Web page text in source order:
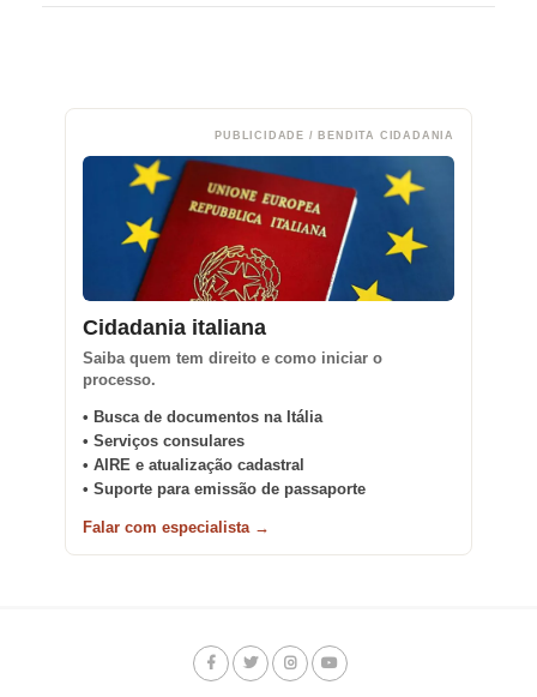
PUBLICIDADE / BENDITA CIDADANIA
Cidadania italiana
Saiba quem tem direito e como iniciar o
processo.
• Busca de documentos na Itália
• Serviços consulares
• AIRE e atualização cadastral
• Suporte para emissão de passaporte
Falar com especialista →